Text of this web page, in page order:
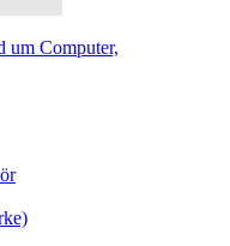
um Computer,